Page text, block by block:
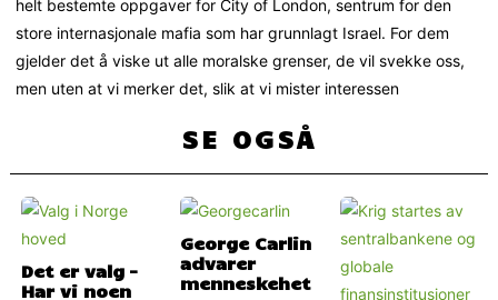
helt bestemte oppgaver for City of London, sentrum for den
store internasjonale mafia som har grunnlagt Israel. For dem
gjelder det å viske ut alle moralske grenser, de vil svekke oss,
men uten at vi merker det, slik at vi mister interessen
SE OGSÅ
Det er valg –
Har vi noen
George Carlin
advarer
menneskehet